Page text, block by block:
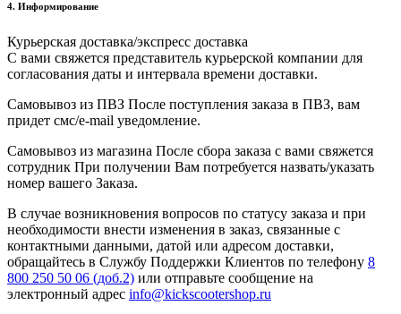
4. Информирование
Курьерская доставка/экспресс доставка
С вами свяжется представитель курьерской компании для
согласования даты и интервала времени доставки.
Самовывоз из ПВЗ После поступления заказа в ПВЗ, вам
придет смс/e-mail уведомление.
Самовывоз из магазина После сбора заказа с вами свяжется
сотрудник При получении Вам потребуется назвать/указать
номер вашего Заказа.
В случае возникновения вопросов по статусу заказа и при
необходимости внести изменения в заказ, связанные с
контактными данными, датой или адресом доставки,
обращайтесь в Службу Поддержки Клиентов по телефону 8
800 250 50 06 (доб.2) или отправьте сообщение на
электронный адрес info@kickscootershop.ru